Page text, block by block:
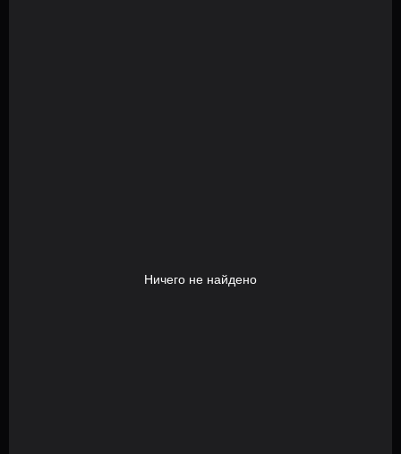
Ничего не найдено